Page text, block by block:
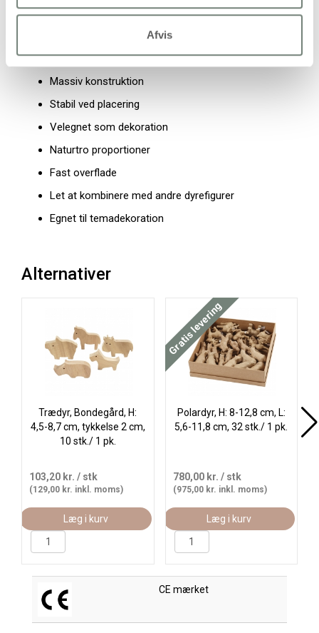
Afvis
Egenskaber og fordele
Formstøbt figur
Massiv konstruktion
Stabil ved placering
Velegnet som dekoration
Naturtro proportioner
Fast overflade
Let at kombinere med andre dyrefigurer
Egnet til temadekoration
Alternativer
Trædyr, Bondegård, H:
4,5-8,7 cm, tykkelse 2 cm,
10 stk./ 1 pk.
103,20 kr. / stk
(129,00 kr. inkl. moms)
Læg i kurv
Gratis levering
Polardyr, H: 8-12,8 cm, L:
5,6-11,8 cm, 32 stk./ 1 pk.
780,00 kr. / stk
(975,00 kr. inkl. moms)
Læg i kurv
CE mærket